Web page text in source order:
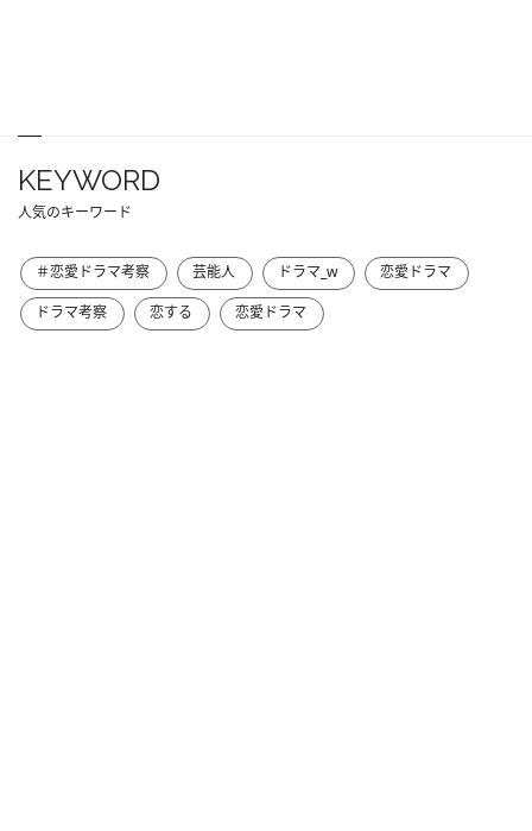
KEYWORD
人気のキーワード
＃恋愛ドラマ考察 芸能人 ドラマ_w
恋愛ドラマ
ドラマ考察
恋する 恋愛ドラマ